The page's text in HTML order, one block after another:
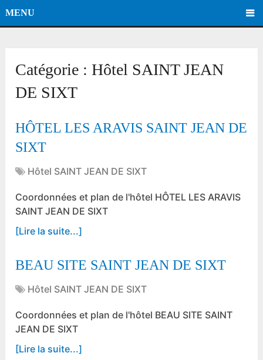
MENU
Catégorie :Hôtel SAINT JEAN
DE SIXT
HÔTEL LES ARAVIS SAINT JEAN DE
SIXT
Hôtel SAINT JEAN DE SIXT
Coordonnées et plan de l'hôtel HÔTEL LES ARAVIS
SAINT JEAN DE SIXT
[Lire la suite...]
BEAU SITE SAINT JEAN DE SIXT
Hôtel SAINT JEAN DE SIXT
Coordonnées et plan de l'hôtel BEAU SITE SAINT
JEAN DE SIXT
[Lire la suite...]